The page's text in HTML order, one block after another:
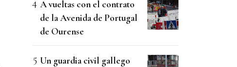
A vueltas con el contrato
de la Avenida de Portugal
de Ourense
Un guardia civil gallego